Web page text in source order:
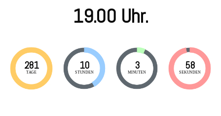
19.00 Uhr.
281
TAGE
10
STUNDEN
3
MINUTEN
57
SEKUNDEN